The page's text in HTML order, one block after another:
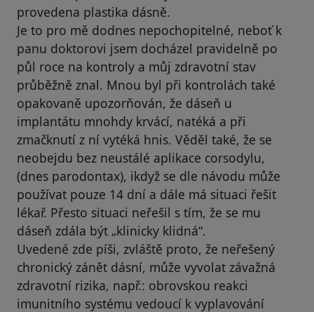
provedena plastika dásně.
Je to pro mě dodnes nepochopitelné, neboť k
panu doktorovi jsem docházel pravidelně po
půl roce na kontroly a můj zdravotní stav
průběžně znal. Mnou byl při kontrolách také
opakovaně upozorňován, že dáseň u
implantátu mnohdy krvácí, natéká a při
zmačknutí z ní vytéká hnis. Věděl také, že se
neobejdu bez neustálé aplikace corsodylu,
(dnes parodontax), ikdyž se dle návodu může
používat pouze 14 dní a dále má situaci řešit
lékař. Přesto situaci neřešil s tím, že se mu
dáseň zdála být „klinicky klidná“.
Uvedené zde píši, zvláště proto, že neřešený
chronický zánět dásní, může vyvolat závažná
zdravotní rizika, např.: obrovskou reakci
imunitního systému vedoucí k vyplavování